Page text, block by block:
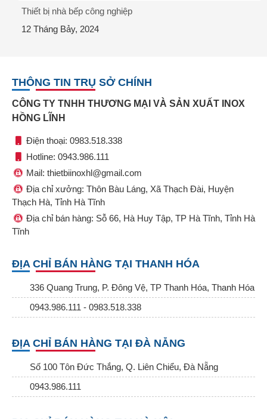
Thiết bị nhà bếp công nghiệp
12 Tháng Bảy, 2024
THÔNG TIN TRỤ SỞ CHÍNH
CÔNG TY TNHH THƯƠNG MẠI VÀ SẢN XUẤT INOX
HỒNG LĨNH
Điện thoại: 0983.518.338
Hotline: 0943.986.111
Mail: thietbiinoxhl@gmail.com
Địa chỉ xưởng: Thôn Bàu Láng, Xã Thạch Đài, Huyện
Thạch Hà, Tỉnh Hà Tĩnh
Địa chỉ bán hàng: Sỗ 66, Hà Huy Tập, TP Hà Tĩnh, Tỉnh Hà
Tĩnh
ĐỊA CHỈ BÁN HÀNG TẠI THANH HÓA
336 Quang Trung, P. Đông Vệ, TP Thanh Hóa, Thanh Hóa
0943.986.111 - 0983.518.338
ĐỊA CHỈ BÁN HÀNG TẠI ĐÀ NẴNG
Số 100 Tôn Đức Thắng, Q. Liên Chiểu, Đà Nẵng
0943.986.111